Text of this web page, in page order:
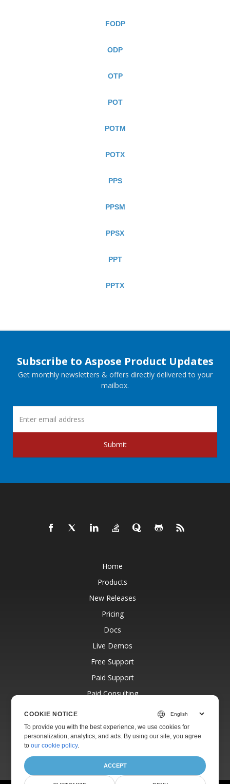
FODP
ODP
OTP
POT
POTM
POTX
PPS
PPSM
PPSX
PPT
PPTX
Subscribe to Aspose Product Updates
Get monthly newsletters & offers directly delivered to your
mailbox.
Submit
Home
Products
New Releases
Pricing
Docs
Live Demos
Free Support
Paid Support
Paid Consulting
Websites
About
COOKIE NOTICE
To provide you with the best experience, we use cookies for
personalization, analytics, and ads. By using our site, you agree
toour cookie policy.
ACCEPT